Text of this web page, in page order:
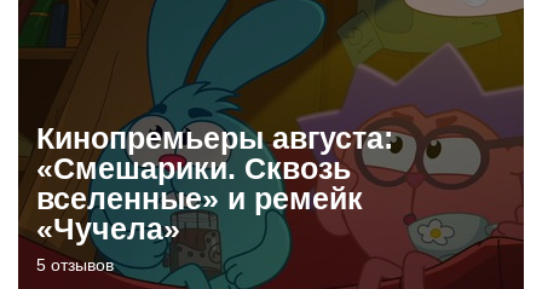
Кинопремьеры августа:
«Смешарики. Сквозь
вселенные» и ремейк
«Чучела»
5 отзывов